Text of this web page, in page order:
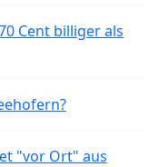
Cent billiger als
"vor Ort" aus